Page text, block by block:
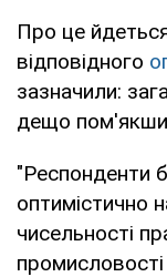
Про це
відповідного
зазначили:
дещо
"Респонденти
оптимістично
чисельності